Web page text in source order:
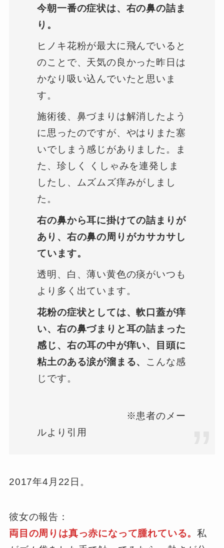
今朝一番の症状は、右の鼻の詰ま
り。
ヒノキ花粉が最大に飛んでいると
のことで、天気の良かった昨日は
かなり吸い込んでいたと思いま
す。
施術後、鼻づまりは解消したよう
に思ったのですが、やはりまた塞
いでしまう感じがありました。ま
た、珍しく くしゃみを連発しま
したし、ムズムズ痒みがしまし
た。
右の鼻から耳に掛けての詰まりが
あり、右の鼻の周りがカサカサし
ています。
透明、白、薄い黄色の痰がいつも
より多く出ています。
花粉の症状としては、軟口蓋が痒
い、右の鼻づまりと耳の詰まった
感じ、右の耳の中が痒い、目頭に
粘土のある涙が溜まる、 こんな感
じです。
※患者のメー
ルより引用
2017年4月22日。
彼女の報告：
両目の周りは真っ赤になって腫れている。私